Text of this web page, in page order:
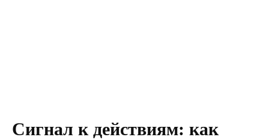
Сигнал к действиям: как